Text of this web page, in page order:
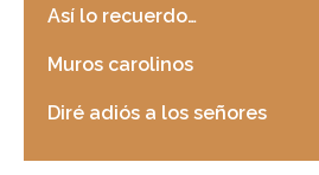
Así lo recuerdo…
Muros carolinos
Diré adiós a los señores